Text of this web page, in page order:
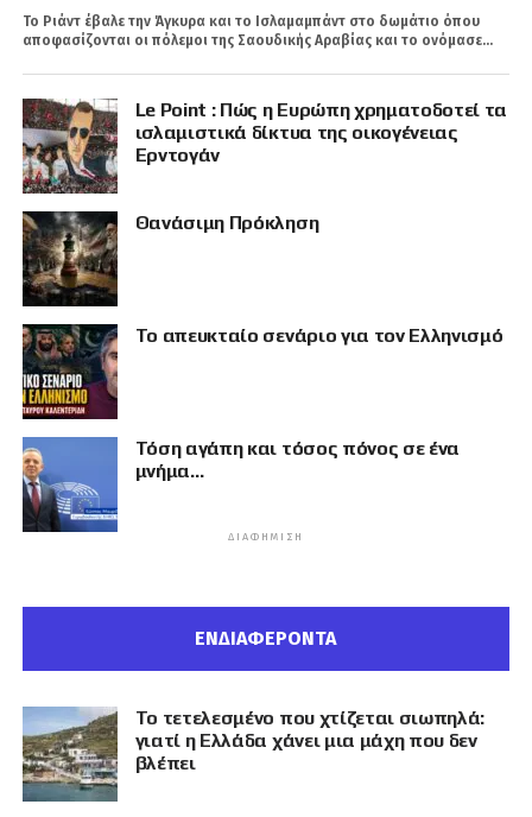
Το Ριάντ έβαλε την Άγκυρα και τo Ισλαμαμπάντ στο δωμάτιο όπου
αποφασίζονται οι πόλεμοι της Σαουδικής Αραβίας και το ονόμασε...
Le Point : Πώς η Ευρώπη χρηματοδοτεί τα
ισλαμιστικά δίκτυα της οικογένειας
Ερντογάν
Θανάσιμη Πρόκληση
Το απευκταίο σενάριο για τον Ελληνισμό
Τόση αγάπη και τόσος πόνος σε ένα
μνήμα…
ΔΙΑΦΉΜΙΣΗ
ΕΝΔΙΑΦΕΡΟΝΤΑ
Το τετελεσμένο που χτίζεται σιωπηλά:
γιατί η Ελλάδα χάνει μια μάχη που δεν
βλέπει